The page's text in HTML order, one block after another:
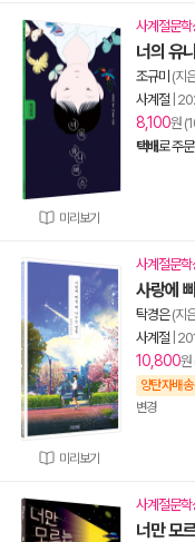
미리보기
사계절문학
너의 유
조규미 (지
사계절
8,100원
택배로 주
미리보기
사계절문학
사랑에
탁경은(지
사계절
10,800원
양탄자배송
변경
사계절문학
너만 모